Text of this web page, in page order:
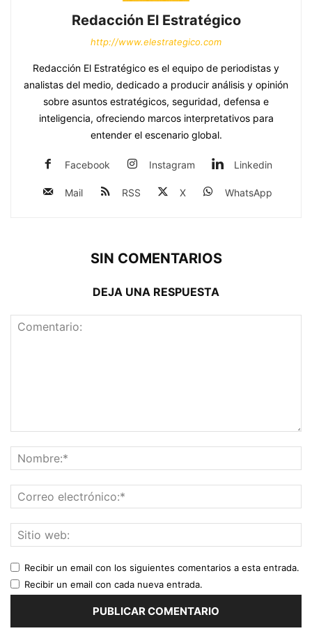
Redacción El Estratégico
http://www.elestrategico.com
Redacción El Estratégico es el equipo de periodistas y
analistas del medio, dedicado a producir análisis y opinión
sobre asuntos estratégicos, seguridad, defensa e
inteligencia, ofreciendo marcos interpretativos para
entender el escenario global.
Facebook Instagram Linkedin
Mail RSS X WhatsApp
SIN COMENTARIOS
DEJA UNA RESPUESTA
Recibir un email con los siguientes comentarios a esta entrada.
Recibir un email con cada nueva entrada.